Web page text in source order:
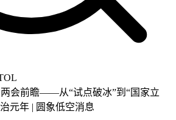
会前瞻——从“试点破冰”到“国家立
元年 | 圆象低空消息